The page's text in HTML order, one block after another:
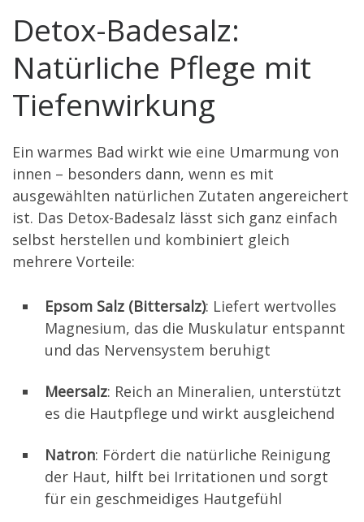
Detox-Badesalz:
Natürliche Pflege mit
Tiefenwirkung
Ein warmes Bad wirkt wie eine Umarmung von
innen – besonders dann, wenn es mit
ausgewählten natürlichen Zutaten angereichert
ist. Das Detox-Badesalz lässt sich ganz einfach
selbst herstellen und kombiniert gleich
mehrere Vorteile:
Epsom Salz (Bittersalz): Liefert wertvolles
Magnesium, das die Muskulatur entspannt
und das Nervensystem beruhigt
Meersalz: Reich an Mineralien, unterstützt
es die Hautpflege und wirkt ausgleichend
Natron: Fördert die natürliche Reinigung
der Haut, hilft bei Irritationen und sorgt
für ein geschmeidiges Hautgefühl